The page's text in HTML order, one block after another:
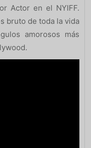
Actor en el NYIFF.
bruto de toda la vida
amorosos más